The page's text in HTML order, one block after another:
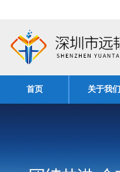
首页 关于我们